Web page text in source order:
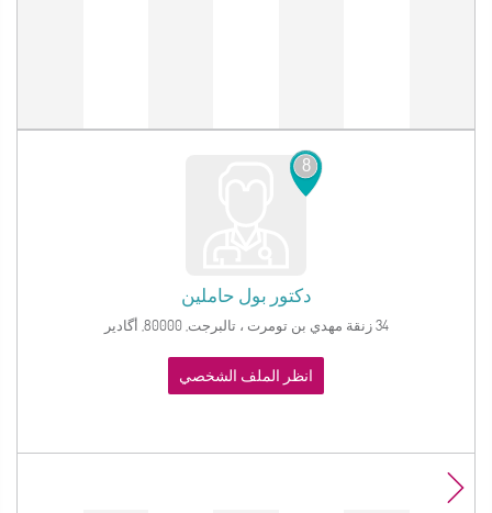
8
دكتور بول حاملين
34 زنقة مهدي بن تومرت ، تالبرجت, 80000, أگادير
انظر الملف الشخصي